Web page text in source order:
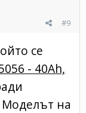
#9
се
- 40Ah,
Моделът на